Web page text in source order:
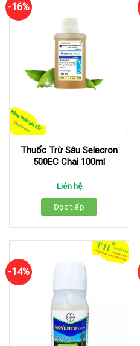
-16%
Thuốc Trừ Sâu Selecron
500EC Chai 100ml
Liên hệ
Đọc tiếp
-14%